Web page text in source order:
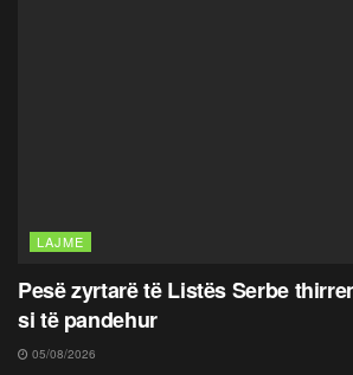
LAJME
Pesë zyrtarë të Listës Serbe
si të pandehur
05/08/2026